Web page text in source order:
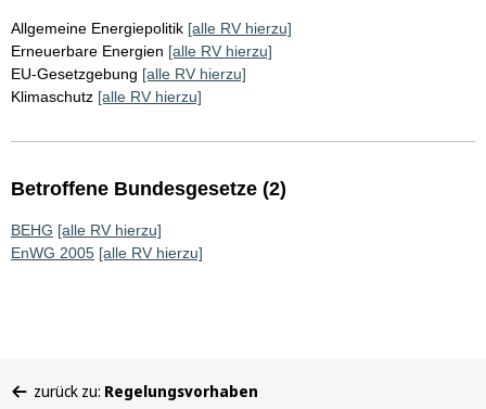
Allgemeine Energiepolitik [alle RV hierzu]
Erneuerbare Energien [alle RV hierzu]
EU-Gesetzgebung [alle RV hierzu]
Klimaschutz [alle RV hierzu]
Betroffene Bundesgesetze (2)
BEHG [alle RV hierzu]
EnWG 2005 [alle RV hierzu]
befinden
zurück zu: Regelungsvorhaben